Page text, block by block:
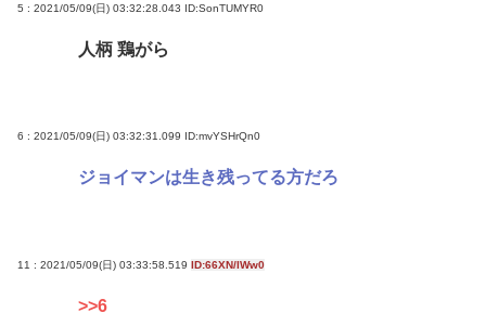
5 : 2021/05/09(日) 03:32:28.043 ID:SonTUMYR0
人柄 鶏がら
6 : 2021/05/09(日) 03:32:31.099 ID:mvYSHrQn0
ジョイマンは生き残ってる方だろ
11 : 2021/05/09(日) 03:33:58.519 ID:66XN/IWw0
>>6